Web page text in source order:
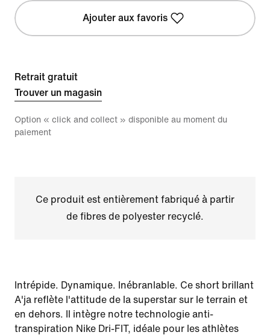
Ajouter aux favoris
Retrait gratuit
Trouver un magasin
Option « click and collect » disponible au moment du
paiement
Ce produit est entièrement fabriqué à partir
de fibres de polyester recyclé.
Intrépide. Dynamique. Inébranlable. Ce short brillant
A'ja reflète l'attitude de la superstar sur le terrain et
en dehors. Il intègre notre technologie anti-
transpiration Nike Dri-FIT, idéale pour les athlètes